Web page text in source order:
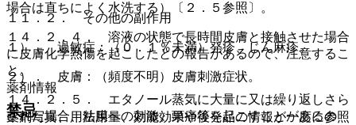
場合は直ちによく水洗する）〔２．５参照〕。
１４．２．４． 溶液の状態で長時間皮膚と接触させた場合
に皮膚化学熱傷を起こしたとの報告があるので、注意するこ
と。
１４．２．５． エタノール蒸気に大量に又は繰り返しさら
された場合、粘膜への刺激、頭痛等を起こすことがあるの
１１．２． その他の副作用
１）． 過敏症：（０．１％未満）発疹、じん麻疹。
２）． 皮膚：（頻度不明）皮膚刺激症状。
禁忌
薬剤情報
薬剤写真、用法用量、効能効果や後発品の情報が一度に参照